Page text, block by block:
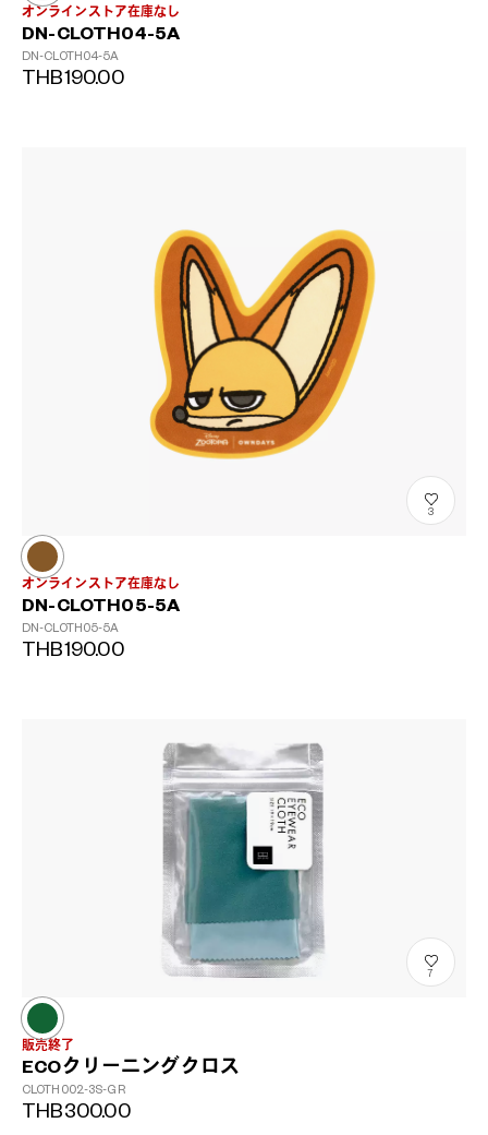
オンラインストア在庫なし
DN-CLOTH04-5A
DN-CLOTH04-5A
THB190.00
3
オンラインストア在庫なし
DN-CLOTH05-5A
DN-CLOTH05-5A
THB190.00
7
販売終了
ECOクリーニングクロス
CLOTH002-3S-GR
THB300.00